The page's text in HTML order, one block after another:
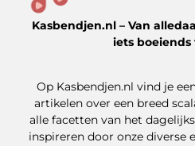
Kasbendjen.nl – Van
iets boeiends
Op Kasbendjen.nl vind je
artikelen over een breed
alle facetten van het
inspireren door onze diverse